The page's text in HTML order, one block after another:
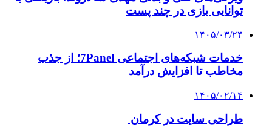
توانایی بازی در چند پست
۱۴۰۵/۰۳/۲۴
خدمات شبکه‌های اجتماعی 7Panel؛ از جذب
مخاطب تا افزایش درآمد
۱۴۰۵/۰۲/۱۴
طراحی سایت در کرمان